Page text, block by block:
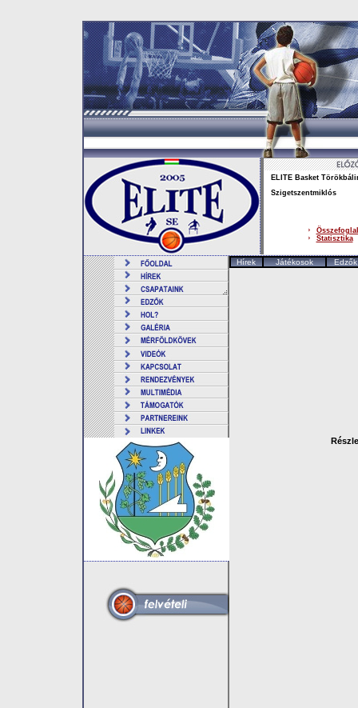
ELITE Basket
Szigetszentmiklós
Statisztika
Hírek Játékosok Edzők